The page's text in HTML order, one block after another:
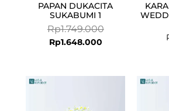
PAPAN DUKACITA
SUKABUMI 1
Rp1.749.000
Rp1.648.000